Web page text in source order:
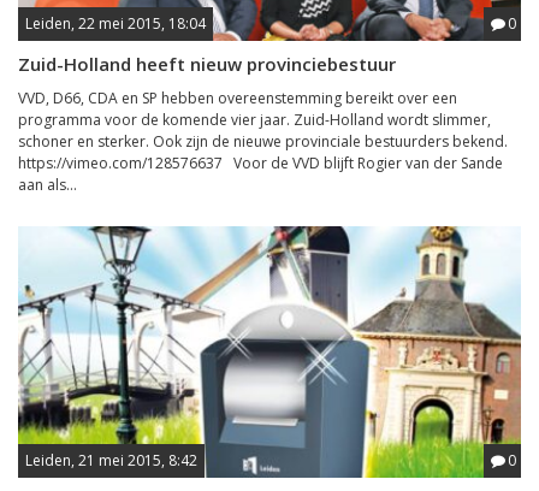
Leiden, 22 mei 2015, 18:04 0
Zuid-Holland heeft nieuw provinciebestuur
VVD, D66, CDA en SP hebben overeenstemming bereikt over een
programma voor de komende vier jaar. Zuid-Holland wordt slimmer,
schoner en sterker. Ook zijn de nieuwe provinciale bestuurders bekend.
https://vimeo.com/128576637 Voor de VVD blijft Rogier van der Sande
aan als...
Leiden, 21 mei 2015, 8:42 0